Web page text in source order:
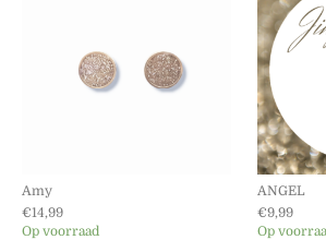
Amy
€14,99
Op voorraad
ANGEL
€9,99
Op